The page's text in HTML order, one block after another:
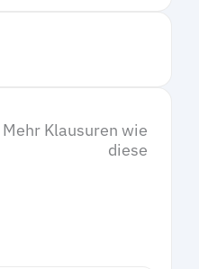
Mehr Klausuren wie
diese